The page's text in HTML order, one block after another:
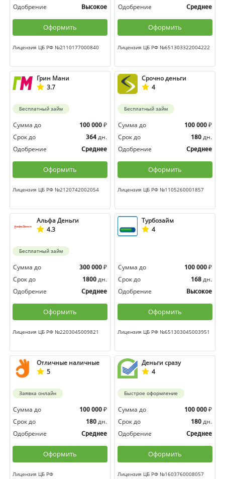
Одобрение
Высокое
Оформить
Лицензия ЦБ РФ №2110177000840
Одобрение
Среднее
Оформить
Лицензия ЦБ РФ №651303322004222
Грин Мани
3.7
Бесплатный займ
Сумма до 100 000 ₽
Срок до
364 дн.
Одобрение
Среднее
Оформить
Лицензия ЦБ РФ №2120742002054
Срочно деньги
4
Бесплатный займ
Сумма до 100 000 ₽
Срок до
180 дн.
Одобрение
Среднее
Оформить
Лицензия ЦБ РФ №1105260001857
Альфа Деньги
4.3
Бесплатный займ
Сумма до 300 000 ₽
Срок до
1800 дн.
Одобрение
Среднее
Оформить
Лицензия ЦБ РФ №2203045009821
Турбозайм
4
Сумма до 100 000 ₽
Срок до
168 дн.
Одобрение
Высокое
Оформить
Лицензия ЦБ РФ №651303045003951
Отличные наличные
5
Заявка онлайн
Сумма до 100 000 ₽
Срок до
180 дн.
Одобрение
Среднее
Оформить
Лицензия ЦБ РФ
Деньги сразу
4
Быстрое оформление
Сумма до 100 000 ₽
Срок до
180 дн.
Одобрение
Среднее
Оформить
Лицензия ЦБ РФ №1603760008057